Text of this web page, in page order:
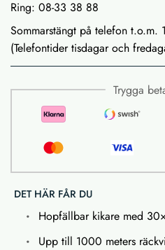
Ring: 08-33 38 88
Sommarstängt på telefon t.o.m.
(Telefontider tisdagar och
Trygga
DET HÄR FÅR DU
Hopfällbar kikare med
Upp till 1000 meters